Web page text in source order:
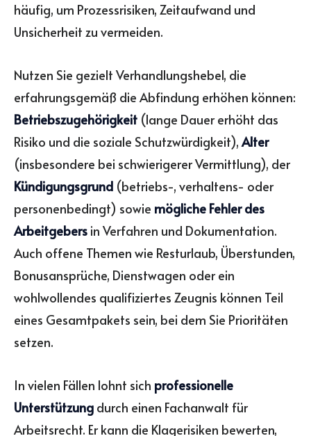
häufig, um Prozessrisiken, Zeitaufwand und
Unsicherheit zu vermeiden.
Nutzen Sie gezielt Verhandlungshebel, die
erfahrungsgemäß die Abfindung erhöhen können:
Betriebszugehörigkeit (lange Dauer erhöht das
Risiko und die soziale Schutzwürdigkeit),Alter
(insbesondere bei schwierigerer Vermittlung), der
Kündigungsgrund (betriebs-, verhaltens- oder
personenbedingt) sowie mögliche Fehler des
Arbeitgebers in Verfahren und Dokumentation.
Auch offene Themen wie Resturlaub, Überstunden,
Bonusansprüche, Dienstwagen oder ein
wohlwollendes qualifiziertes Zeugnis können Teil
eines Gesamtpakets sein, bei dem Sie Prioritäten
setzen.
In vielen Fällen lohnt sich professionelle
Unterstützung durch einen Fachanwalt für
Arbeitsrecht. Er kann die Klagerisiken bewerten,